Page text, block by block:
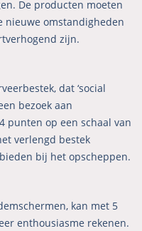
De producten moeten
nieuwe omstandigheden
zijn.
dat ‘social
bezoek aan
punten op een schaal van
verlengd bestek
bij het opscheppen.
kan met 5
enthousiasme rekenen.